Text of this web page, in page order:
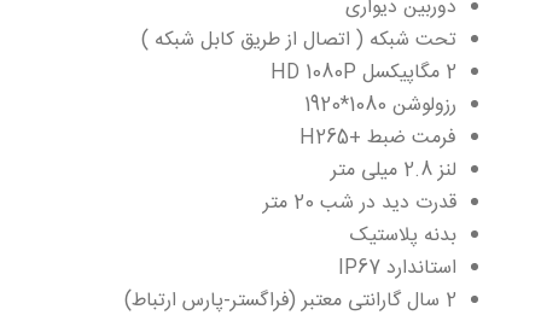
بود.
دوربین دیواری
تحت شبکه ( اتصال از طریق کابل شبکه )
2 مگاپیکسل HD 1080P
رزولوشن 1080*1920
فرمت ضبط +H265
لنز 2.8 میلی متر
قدرت دید در شب 20 متر
بدنه پلاستیک
استاندارد IP67
2 سال گارانتی معتبر (فراگستر-پارس ارتباط)